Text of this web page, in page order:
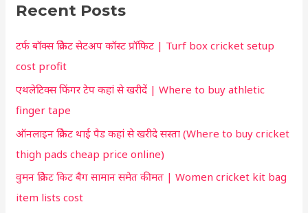
c
f
o
r
:
Recent Posts
टर्फ बॉक्स क्रिकेट सेटअप कॉस्ट प्रॉफिट | Turf box cricket setup
cost profit
एथलेटिक्स फिंगर टेप कहां से खरीदें | Where to buy athletic
finger tape
ऑनलाइन क्रिकेट थाई पैड कहां से खरीदे सस्ता (Where to buy cricket
thigh pads cheap price online)
वुमन क्रिकेट किट बैग सामान समेत कीमत | Women cricket kit bag
item lists cost
t
f
o
r